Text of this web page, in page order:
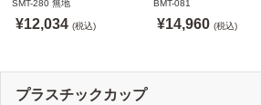
SMT-280 無地
※沖縄・離島 送料別途
SMT-280 無地
¥12,034 (税込)
ドリンキングリッド
※適合品番あり ※沖
BMT-081
¥14,960 (税込)
プラスチックカップ